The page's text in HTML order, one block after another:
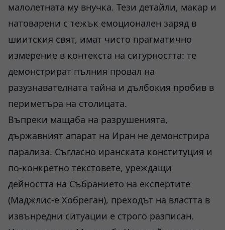
малолетната му внучка. Тези детайли, макар и
натоварени с тежък емоционален заряд в
шиитския свят, имат чисто прагматично
измерение в контекста на сигурността: те
демонстрират пълния провал на
разузнавателната тайна и дълбокия пробив в
периметъра на столицата.
Въпреки мащаба на разрушенията,
държавният апарат на Иран не демонстрира
парализа. Съгласно иранската конституция и
по-конкретно текстовете, уреждащи
дейността на Събранието на експертите
(Маджлис-е Хобреган), преходът на властта в
извънредни ситуации е строго разписан.